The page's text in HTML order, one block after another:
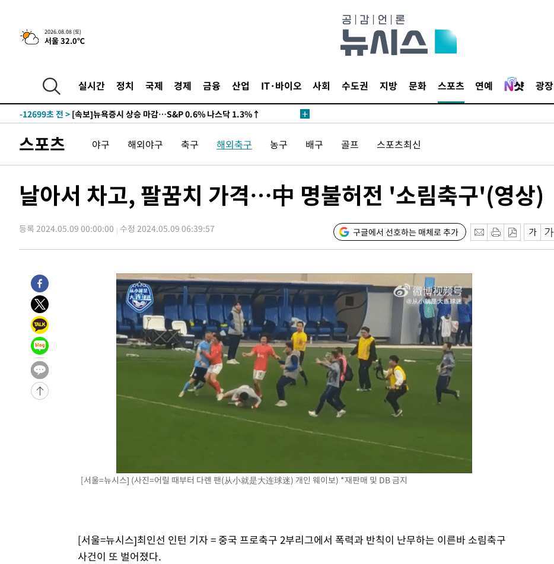
2026.08.08 (토)
서울 32.0℃
실시간 정치 국제 경제 금융 산업 IT·바이오 사회 수도권 지방 문화 스포츠 연예 광장
-30952초 전 >
[속보]'압수수색·성접대 논란' 축구협회 "실망과 걱정 안겨드려 죄
-19573초 전 >
-12699초 전 > [속보]뉴욕증시 상승 마감…S&P 0.6% 나스닥 1.3%↑
송"
-19593초 전 >
'최고 37도' 폭염 지속…강원동해안 최대 150㎜ 비
-12719초 전 >[속보]뉴욕증시 상승 마감…S&P 0.6% 나스닥 1.3%↑
스포츠 야구 해외야구 축구 해외축구 농구 배구 골프 스포츠최신
날아서 차고, 팔꿈치 가격…中 명불허전 '소림축구'(영상)
등록 2024.05.09 00:00:00 수정 2024.05.09 06:39:57 구글에서 선호하는 매체로 추가
[서울=뉴시스] (사진=어릴 때부터 다롄 팬(从小就是大连球迷) 개인 웨이보) *재판매 및 DB 금지
[서울=뉴시스]최인선 인턴 기자 = 중국 프로축구 2부리그에서 폭력과 반칙이 난무하는 이른바 소림축구
사건이 또 벌어졌다.